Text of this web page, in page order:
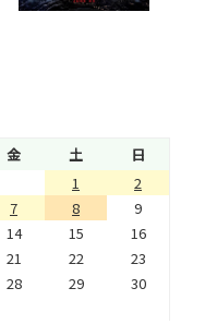
金 土
日
1
2
7 8
9
14 15
16
21 22
23
28 29
30